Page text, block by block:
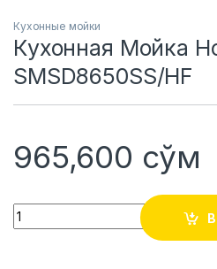
Кухонные мойки
Кухонная Мойка
SMSD8650SS/HF
965,600 сўм
Quantity